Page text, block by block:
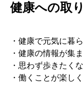
健康への取
・健康で元気に暮
・健康の情報が集
・思わず歩きたく
・働くことが楽し